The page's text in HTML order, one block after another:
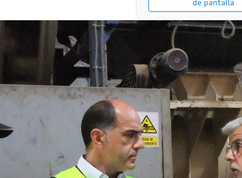
de pantalla